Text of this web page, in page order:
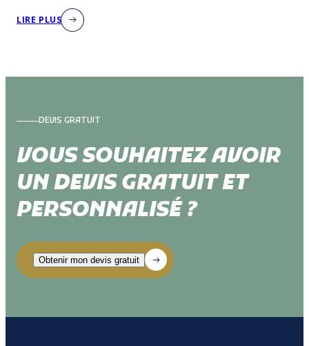
LIRE PLUS
DEVIS GRATUIT
VOUS SOUHAITEZ AVOIR
UN DEVIS GRATUIT ET
PERSONNALISÉ ?